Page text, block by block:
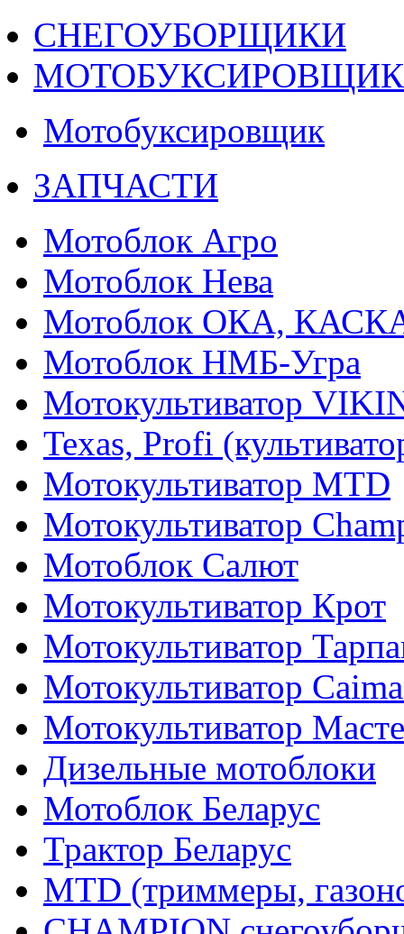
СНЕГОУБОРЩИКИ
Мотобуксировщик
ЗАПЧАСТИ
Мотоблок Агро
Мотоблок Нева
Мотоблок ОКА,
Мотоблок НМБ-Угра
Мотокультиватор
Texas, Profi
Мотокультиватор MTD
Мотокультиватор
Мотоблок Салют
Мотокультиватор Крот
Мотокультиватор
Мотокультиватор
Мотокультиватор
Дизельные мотоблоки
Мотоблок Беларус
Трактор Беларус
MTD (триммеры,